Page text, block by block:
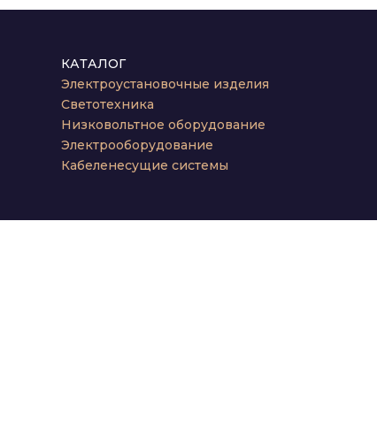
КАТАЛОГ
Электроустановочные изделия
Светотехника
Низковольтное оборудование
Электрооборудование
Кабеленесущие системы